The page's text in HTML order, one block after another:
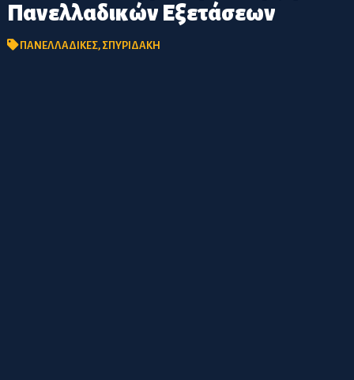
Πανελλαδικών Εξετάσεων
ΠΑΝΕΛΛΑΔΙΚΕΣ, ΣΠΥΡΙΔΑΚΗ